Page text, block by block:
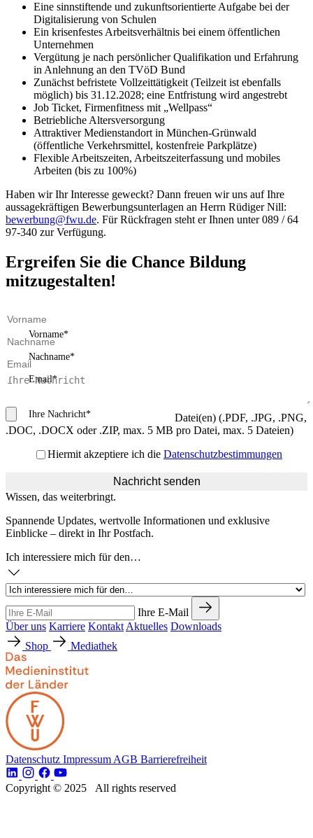
Eine sinnstiftende und zukunftsorientierte Aufgabe bei der
Digitalisierung von Schulen
Ein krisenfestes Arbeitsverhältnis bei einem öffentlichen
Unternehmen
Vergütung je nach persönlicher Qualifikation und Erfahrung
in Anlehnung an den TVöD Bund
Zunächst befristete Vollzeittätigkeit (Teilzeit ist ebenfalls
möglich) bis 31.12.2028; eine Entfristung wird angestrebt
Job Ticket, Firmenfitness mit „Wellpass“
Betriebliche Altersversorgung
Attraktiver Medienstandort in München-Grünwald
(öffentliche Verkehrsmittel, kostenfreie Parkplätze)
Flexible Arbeitszeiten, Arbeitszeiterfassung und mobiles
Arbeiten (bis zu 100%)
Haben wir Ihr Interesse geweckt? Dann freuen wir uns auf Ihre
aussagekräftigen Bewerbungsunterlagen an Herrn Rüdiger Nill:
bewerbung@fwu.de. Für Rückfragen steht er Ihnen unter 089 / 64
97-340 zur Verfügung.
Ergreifen Sie die Chance Bildung
mitzugestalten!
Vorname
Nachname
Email
Ihre Nachricht*
Datei(en) (.PDF, .JPG, .PNG,
.DOC, .DOCX oder .ZIP, max. 5 MB pro Datei, max. 5 Dateien)
Hiermit akzeptiere ich die Datenschutzbestimmungen
Nachricht senden
Wissen, das weiterbringt.
Spannende Updates, wertvolle Informationen und exklusive
Einblicke – direkt in Ihr Postfach.
Ich interessiere mich für den…
Ihre E-Mail
Über uns Karriere Kontakt Aktuelles Downloads
Shop
Mediathek
Datenschutz Impressum AGB Barrierefreiheit
Copyright © 2025 All rights reserved